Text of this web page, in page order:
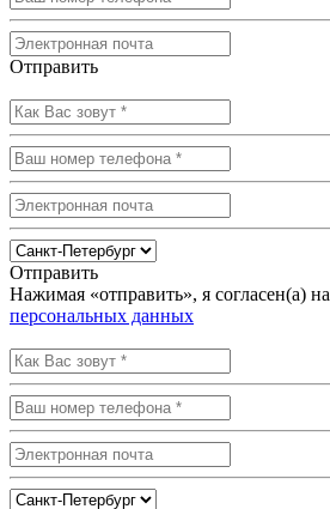
Отправить
Отправить
Нажимая «отправить», я согласен(а) на
персональных данных